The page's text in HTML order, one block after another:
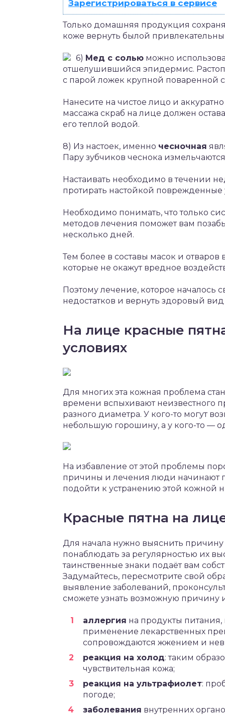
Зарегистрироваться в сервисе
Только домашняя продукция
коже вернуть былой
6) Мед с солью можно
отшелушившийся эпидермис.
с парой ложек крупной поваренной
Нанесите на чистое лицо и
массажа скраб на лице должен
его теплой водой.
8) Из настоек, именно чесночная
Пару зубчиков чеснока
Настаивать необходимо в течении
протирать настойкой
Необходимо понимать, что только
методов лечения поможет вам
несколько дней.
Тем более в составы масок и
которые не окажут вредное
Поэтому лечение, которое началось
недостатков и вернуть здоровый
На лице красные
условиях
Для многих эта кожная проблема
времени вспыхивают неизвестного
разного диаметра. У кого-то могут
небольшую горошину, а у кого-то —
На избавление от этой проблемы
причины и лечения люди начинают
подойти к устранению этой кожной
Красные пятна на
Для начала нужно выяснить
понаблюдать за регулярностью их
таинственные знаки подаёт вам
Задумайтесь, пересмотрите свой
выявление заболеваний,
сможете узнать возможную причину
аллергия на продукты
применение лекарственных
сопровождаются жжением и
реакция на холод: таким
чувствительная кожа;
реакция на ультрафиолет:
погоде;
заболевания внутренних